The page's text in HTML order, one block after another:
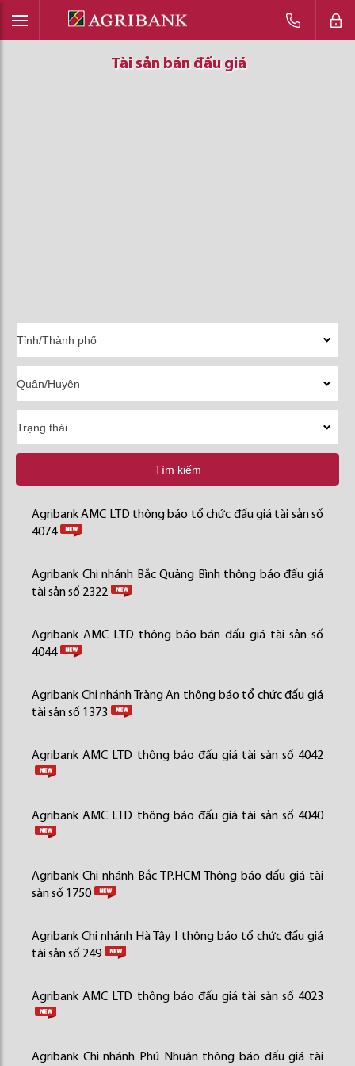
Tài sản bán đấu giá
Tài sản bán đấu giá
Tài sản bán đấu giá
Tìm kiếm
Agribank AMC LTD thông báo tổ chức đấu giá tài sản số
4074
Agribank Chi nhánh Bắc Quảng Bình thông báo đấu giá
tài sản số 2322
Agribank AMC LTD thông báo bán đấu giá tài sản số
4044
Agribank Chi nhánh Tràng An thông báo tổ chức đấu giá
tài sản số 1373
Agribank AMC LTD thông báo đấu giá tài sản số 4042
Agribank AMC LTD thông báo đấu giá tài sản số 4040
Agribank Chi nhánh Bắc TP.HCM Thông báo đấu giá tài
sản số 1750
Agribank Chi nhánh Hà Tây I thông báo tổ chức đấu giá
tài sản số 249
Agribank AMC LTD thông báo đấu giá tài sản số 4023
Agribank Chi nhánh Phú Nhuận thông báo đấu giá tài